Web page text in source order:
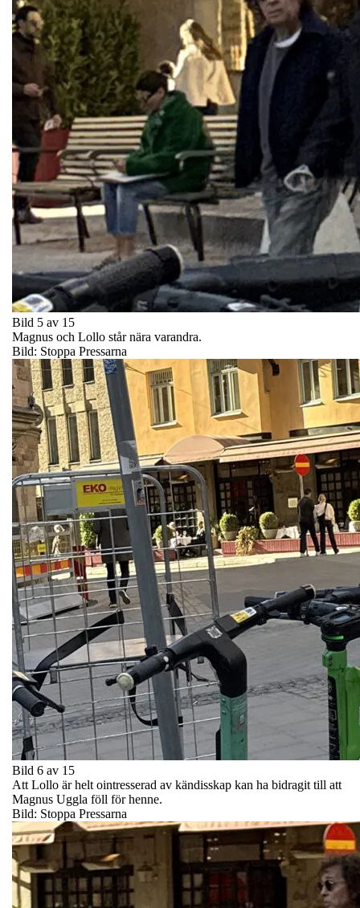
Bild 5 av 15
Magnus och Lollo står nära varandra.
Bild: Stoppa Pressarna
Bild 6 av 15
Att Lollo är helt ointresserad av kändisskap kan ha bidragit till att
Magnus Uggla föll för henne.
Bild: Stoppa Pressarna